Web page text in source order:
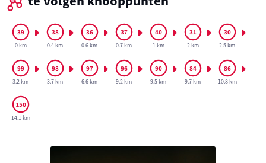
0 km 0.4 km 0.6 km 0.7 km 1 km 2 km 2.5 km
3.2 km 3.7 km 6.6 km 9.2 km 9.5 km 9.7 km 10.8 km
14.1 km